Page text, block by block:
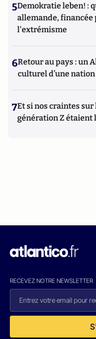
5Demokratie leben! :
allemande, financée
l'extrémisme
6Retour au pays : un
culturel d’une nation
7Et si nos craintes
génération Z étaient
RECEVEZ NOTRE NEWSLETTER